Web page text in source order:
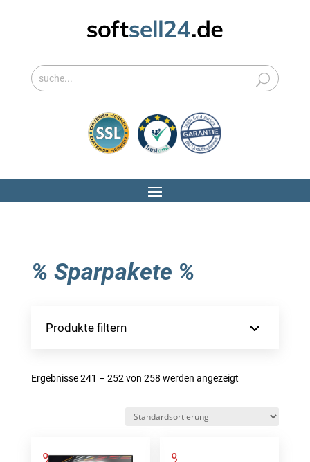
% Sparpakete %
Produkte filtern
Ergebnisse 241 – 252 von 258 werden angezeigt